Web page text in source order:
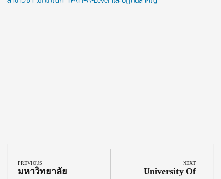
navigation
PREVIOUS
Previous
มหาวิทยาลัย
NEXT
Next
University Of